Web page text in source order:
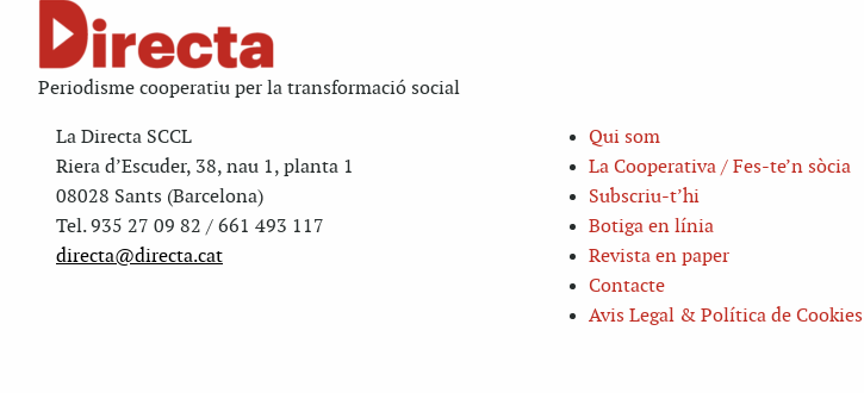
Periodisme cooperatiu per la transformació social
La Directa SCCL
Riera d’Escuder, 38, nau 1, planta 1
08028 Sants (Barcelona)
Tel. 935 27 09 82 / 661 493 117
directa@directa.cat
Qui som
La Cooperativa / Fes-te’n sòcia
Subscriu-t’hi
Botiga en línia
Revista en paper
Contacte
Avis Legal & Política de Cookies